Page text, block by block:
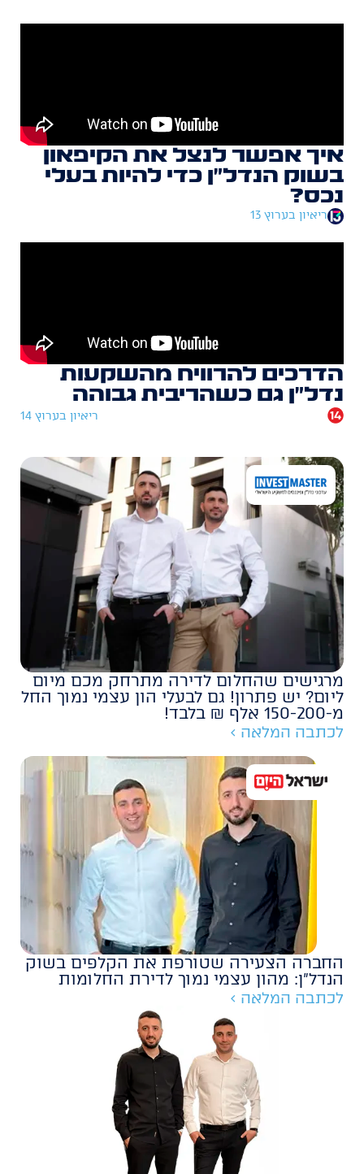
איך אפשר לנצל את הקיפאון
בשוק הנדל״ן כדי להיות בעלי
נכס?
ריאיון בערוץ 13
הדרכים להרוויח מהשקעות
נדל״ן גם כשהריבית גבוהה
ריאיון בערוץ 14
מרגישים שהחלום לדירה מתרחק מכם מיום
ליום? יש פתרון! גם לבעלי הון עצמי נמוך החל
מ-150-200 אלף ₪ בלבד!
לכתבה המלאה >
החברה הצעירה שטורפת את הקלפים בשוק
הנדל״ן: מהון עצמי נמוך לדירת החלומות
לכתבה המלאה >